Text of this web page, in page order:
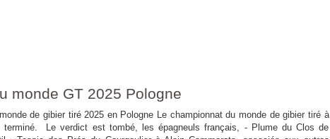
monde GT 2025 Pologne
de gibier tiré 2025 en Pologne Le championnat du monde de gibier tiré à
terminé. Le verdict est tombé, les épagneuls français, - Plume du Clos de